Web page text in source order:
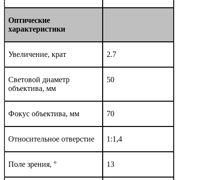
Оптические
характеристики
Увеличение, крат 2.7
Световой диаметр
объектива, мм
50
Фокус объектива, мм 70
Относительное отверстие 1:1,4
Поле зрения, ° 13